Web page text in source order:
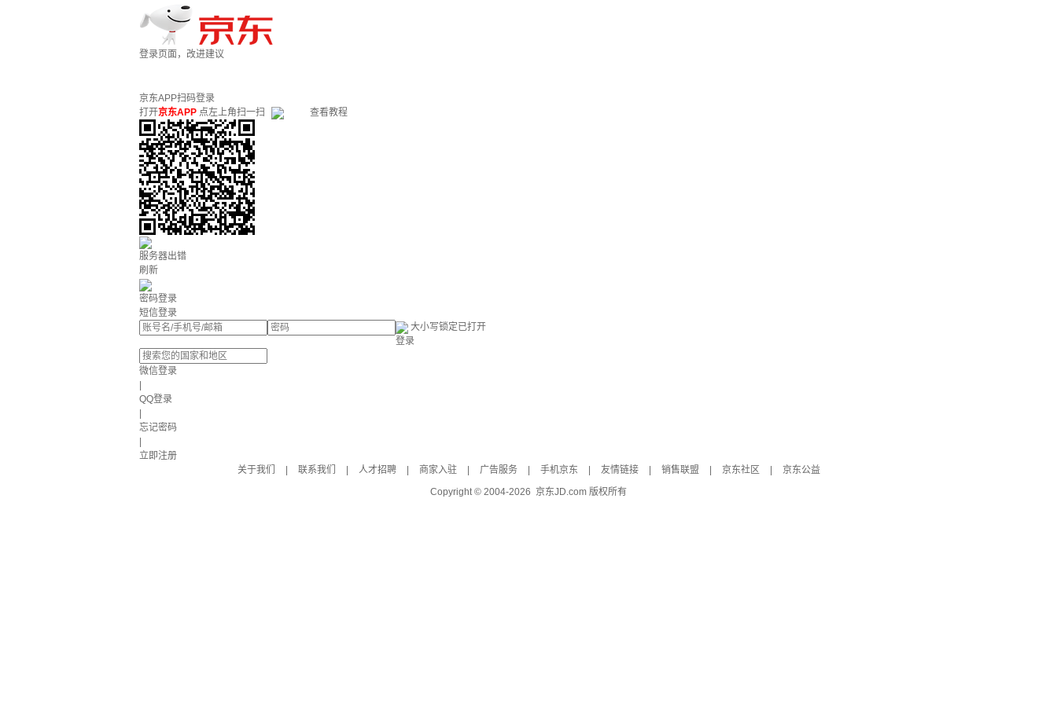
登录页面，改进建议
京东APP扫码登录
打开京东APP 点左上角扫一扫 查看教程
服务器出错
刷新
密码登录
短信登录
大小写锁定已打开
登录
微信登录
QQ登录
忘记密码
立即注册
关于我们
联系我们 人才招聘 商家入驻 广告服务 手机京东 友情链接 销售联盟 京东社区
京东公益
Copyright © 2004-2026 京东JD.com 版权所有